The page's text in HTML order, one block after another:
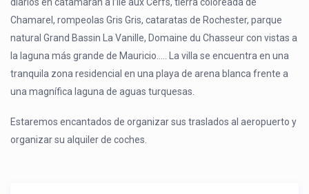
Chamarel, rompeolas Gris Gris, cataratas de Rochester, parque
natural Grand Bassin La Vanille, Domaine du Chasseur con vistas a
la laguna más grande de Mauricio….. La villa se encuentra en una
tranquila zona residencial en una playa de arena blanca frente a
una magnífica laguna de aguas turquesas.
Estaremos encantados de organizar sus traslados al aeropuerto y
organizar su alquiler de coches.